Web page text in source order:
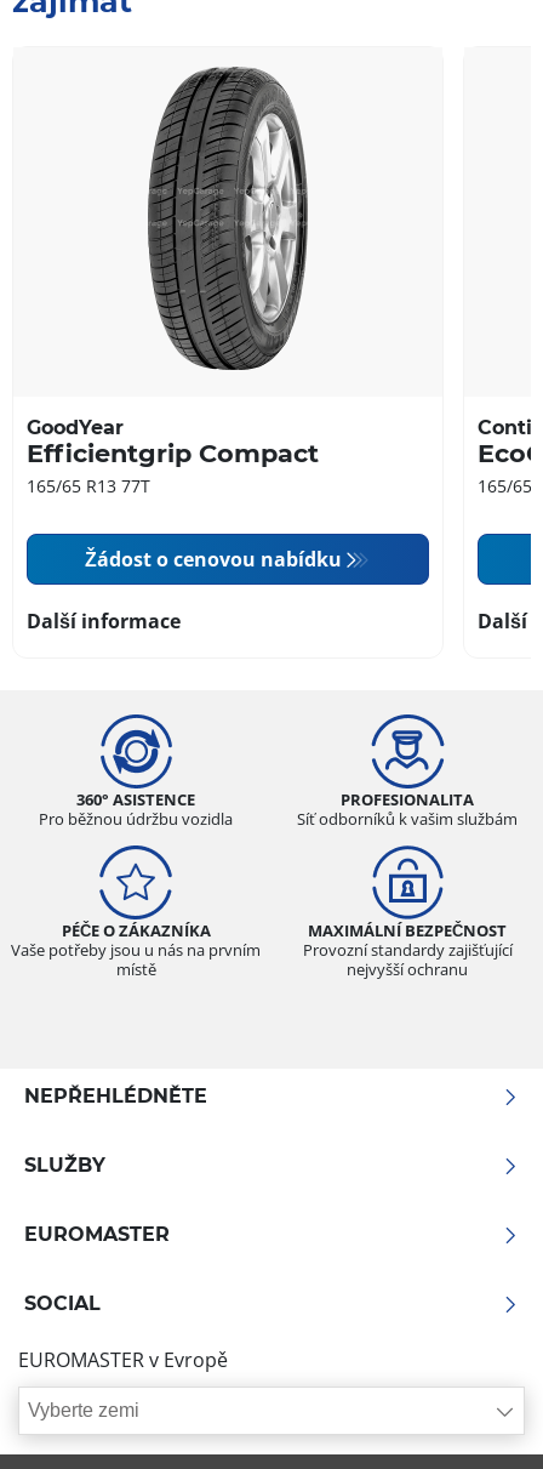
GoodYear
Efficientgrip Compact
165/65 R13 77T
Žádost o cenovou nabídku
Další informace
165/65
Další
360° ASISTENCE
Pro běžnou údržbu vozidla
PROFESIONALITA
Síť odborníků k vašim službám
PÉČE O ZÁKAZNÍKA
Vaše potřeby jsou u nás na prvním
místě
MAXIMÁLNÍ BEZPEČNOST
Provozní standardy zajišťující
nejvyšší ochranu
NEPŘEHLÉDNĚTE
SLUŽBY
EUROMASTER
SOCIAL
EUROMASTER v Evropě
Vyberte zemi